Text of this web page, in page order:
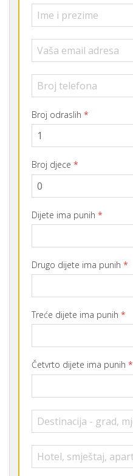
Broj odraslih *
Broj djece *
Dijete ima punih *
Drugo dijete ima punih *
Treće dijete ima punih *
Četvrto dijete ima punih *